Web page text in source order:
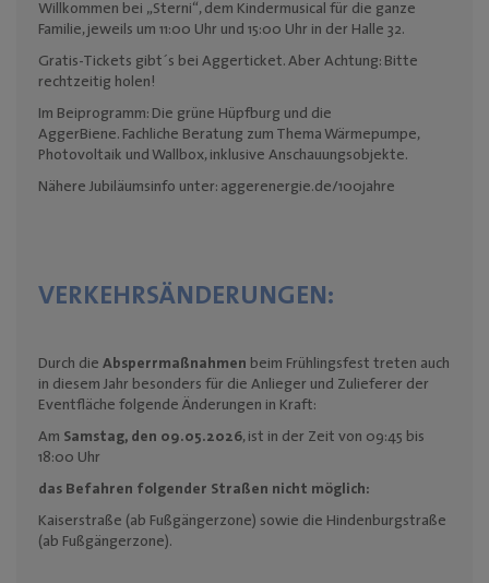
Willkommen bei „Sterni“, dem Kindermusical für die ganze
Familie, jeweils um 11:00 Uhr und 15:00 Uhr in der Halle 32.
Gratis-Tickets gibt´s bei Aggerticket. Aber Achtung: Bitte
rechtzeitig holen!
Im Beiprogramm: Die grüne Hüpfburg und die
AggerBiene. Fachliche Beratung zum Thema Wärmepumpe,
Photovoltaik und Wallbox, inklusive Anschauungsobjekte.
Nähere Jubiläumsinfo unter: aggerenergie.de/100jahre
VERKEHRSÄNDERUNGEN:
Durch die Absperrmaßnahmen beim Frühlingsfest treten auch
in diesem Jahr besonders für die Anlieger und Zulieferer der
Eventfläche folgende Änderungen in Kraft:
Am Samstag, den 09.05.2026, ist in der Zeit von 09:45 bis
18:00 Uhr
das Befahren folgender Straßen nicht möglich:
Kaiserstraße (ab Fußgängerzone) sowie die Hindenburgstraße
(ab Fußgängerzone).